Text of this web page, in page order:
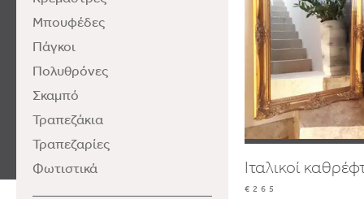
Μπουφέδες
Πάγκοι
Πολυθρόνες
Σκαμπό
Τραπεζάκια
Τραπεζαρίες
Φωτιστικά
Ιταλικοί
€265